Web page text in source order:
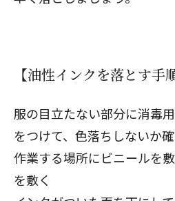
【油性インクを落とす手
服の目立たない部分に消毒
をつけて、色落ちしないか
作業する場所にビニールを
を敷く